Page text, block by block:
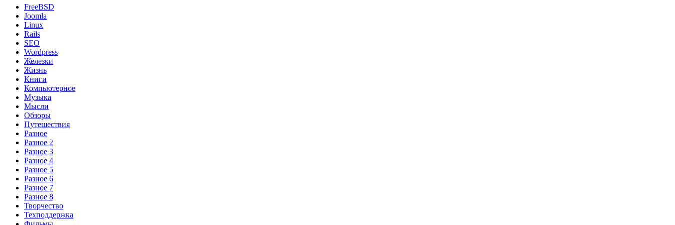
FreeBSD
Joomla
Linux
Rails
SEO
Wordpress
Железки
Жизнь
Книги
Компьютерное
Музыка
Мысли
Обзоры
Путешествия
Разное
Разное 2
Разное 3
Разное 4
Разное 5
Разное 6
Разное 7
Разное 8
Творчество
Техподдержка